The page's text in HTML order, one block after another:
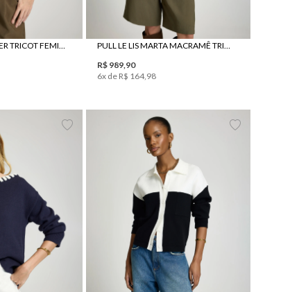
PULL LE LIS JENIFFER TRICOT FEMININA
PULL LE LIS MARTA MACRAMÊ TRICOT FEMININO
R$ 989, 90
6x de R$ 164, 98
PP P